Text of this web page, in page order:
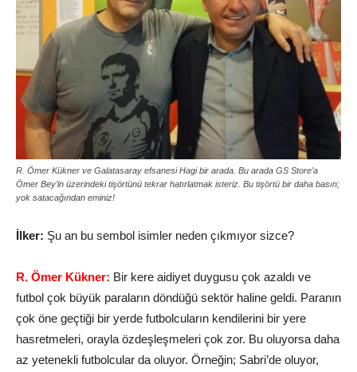
R. Ömer Kükner ve Galatasaray efsanesi Hagi bir arada. Bu arada GS Store’a
Ömer Bey’in üzerindeki tişörtünü tekrar hatırlatmak isteriz. Bu tişörtü bir daha basın;
yok satacağından eminiz!
İlker: Şu an bu sembol isimler neden çıkmıyor sizce?
R. Ömer Kükner: Bir kere aidiyet duygusu çok azaldı ve
futbol çok büyük paraların döndüğü sektör haline geldi. Paranın
çok öne geçtiği bir yerde futbolcuların kendilerini bir yere
hasretmeleri, orayla özdeşleşmeleri çok zor. Bu oluyorsa daha
az yetenekli futbolcular da oluyor. Örneğin; Sabri’de oluyor,